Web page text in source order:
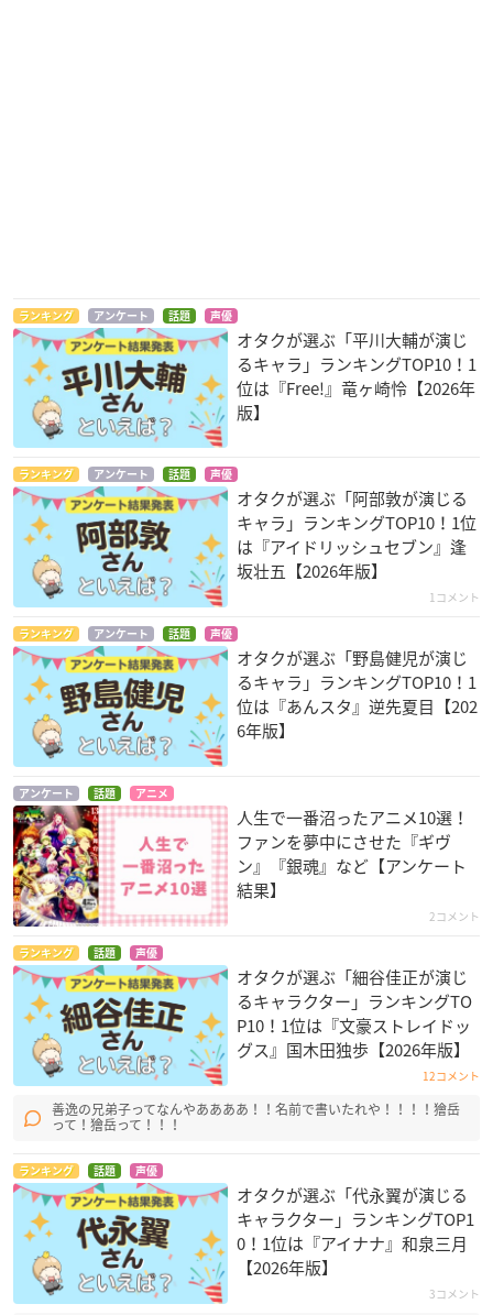
ランキング アンケート 話題 声優
オタクが選ぶ「平川大輔が演じ
るキャラ」ランキングTOP10！1
位は『Free!』竜ヶ崎怜【2026年
版】
ランキング アンケート 話題 声優
オタクが選ぶ「阿部敦が演じる
キャラ」ランキングTOP10！1位
は『アイドリッシュセブン』逢
坂壮五【2026年版】
1コメント
ランキング アンケート 話題 声優
オタクが選ぶ「野島健児が演じ
るキャラ」ランキングTOP10！1
位は『あんスタ』逆先夏目【202
6年版】
アンケート 話題 アニメ
人生で一番沼ったアニメ10選！
ファンを夢中にさせた『ギヴ
ン』『銀魂』など【アンケート
結果】
2コメント
ランキング 話題 声優
オタクが選ぶ「細谷佳正が演じ
るキャラクター」ランキングTO
P10！1位は『文豪ストレイドッ
グス』国木田独歩【2026年版】
12コメント
善逸の兄弟子ってなんやああああ！！名前で書いたれや！！！！獪岳
って！獪岳って！！！
ランキング 話題 声優
オタクが選ぶ「代永翼が演じる
キャラクター」ランキングTOP1
0！1位は『アイナナ』和泉三月
【2026年版】
3コメント